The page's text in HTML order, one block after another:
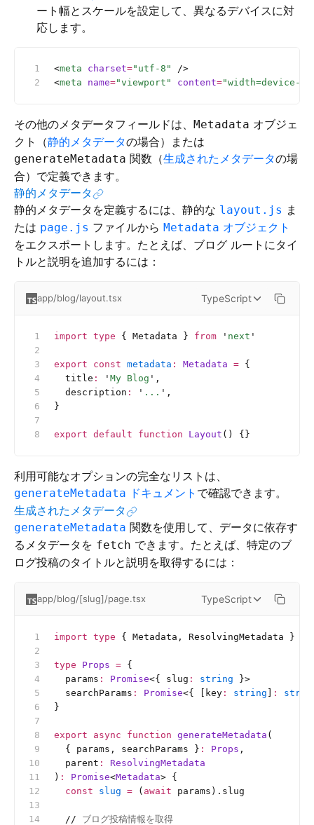
ート幅とスケールを設定して、異なるデバイスに対
応します。
<meta charset="utf-8"
/>
<meta name="viewport" content="width=device-
その他のメタデータフィールドは、 Metadata オブジェ
クト（静的メタデータの場合）または
generateMetadata 関数（生成されたメタデータの場
合）で定義できます。
静的メタデータ
静的メタデータを定義するには、静的な layout.js ま
たは page.js ファイルから Metadata オブジェクト
をエクスポートします。たとえば、ブログ ルートにタイ
トルと説明を追加するには：
app/blog/layout.tsx TypeScript
import type { Metadata } from ' next '
export const metadata : Metadata = {
  title
: ' My Blog ' ,
  description
: ' ... ' ,
}
export default function Layout () {}
利用可能なオプションの完全なリストは、
generateMetadata ドキュメント で確認できます。
生成されたメタデータ
generateMetadata 関数を使用して、データに依存す
るメタデータを fetch できます。たとえば、特定のブ
ログ投稿のタイトルと説明を取得するには：
app/blog/[slug]/page.tsx TypeScript
import type { Metadata, ResolvingMetadata }
type Props = {
  params
: Promise<{ slug : string }>
  searchParams
: Promise<{ [key : string :
}
export async function generateMetadata (
  { params, searchParams }
: Props ,
  parent
:
ResolvingMetadata
) : Promise<Metadata> {
  const
slug = ( await params).slug
  //
ブログ投稿情報を取得